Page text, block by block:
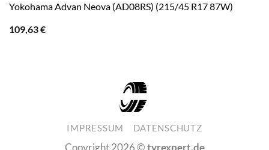
Yokohama Advan Neova (AD08RS) (215/45 R17 87W)
109,63€
IMPRESSUM DATENSCHUTZ
Copyright 2026 ©tyrexpert.de